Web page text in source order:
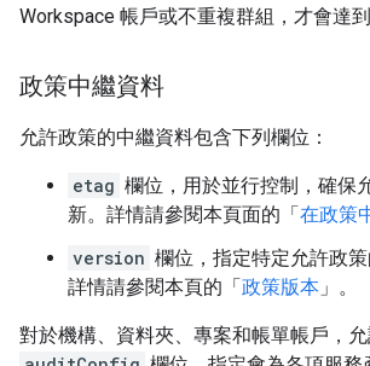
Workspace 帳戶或不重複群組，才會達到
政策中繼資料
允許政策的中繼資料包含下列欄位：
etag 欄位，用於並行控制，確保
新。詳情請參閱本頁面的「在政策
version 欄位，指定特定允許政策
詳情請參閱本頁的「政策版本 」。
對於機構、資料夾、專案和帳單帳戶，